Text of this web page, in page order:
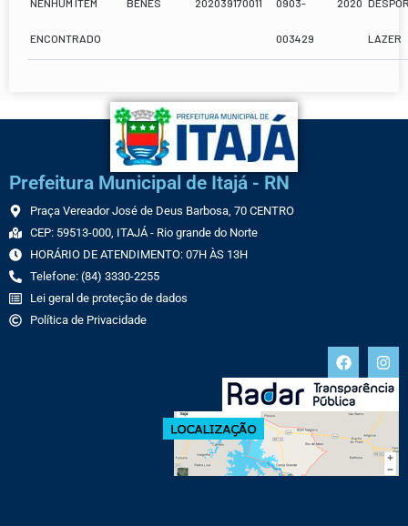
NENHUM ITEM
ENCONTRADO
BENES 202039170011 0903-
003429
2020
LAZER
Prefeitura Municipal de Itajá - RN
Praça Vereador José de Deus Barbosa, 70 CENTRO
CEP: 59513-000, ITAJÁ - Rio grande do Norte
HORÁRIO DE ATENDIMENTO: 07H ÀS 13H
Telefone: (84) 3330-2255
Lei geral de proteção de dados
Política de Privacidade